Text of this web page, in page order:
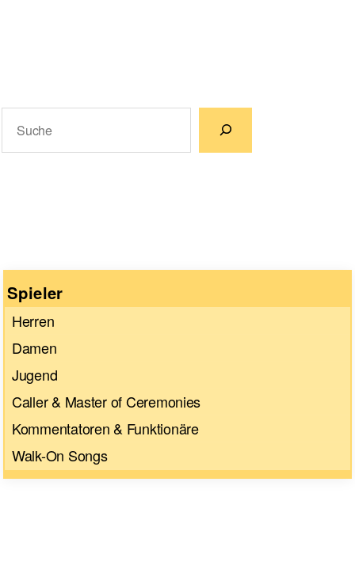
Spieler
Herren
Damen
Jugend
Caller & Master of Ceremonies
Kommentatoren & Funktionäre
Walk-On Songs